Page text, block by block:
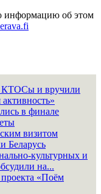
информацию об этом
КТОСы и вручили
в финале
визитом
Беларусь
культурных и
на...
«Поём